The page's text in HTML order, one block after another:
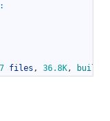
:
7 files , 36.8K, built